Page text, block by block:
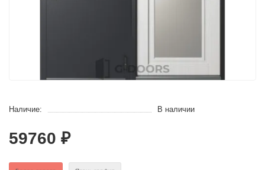
Наличие: В наличии
59760 ₽